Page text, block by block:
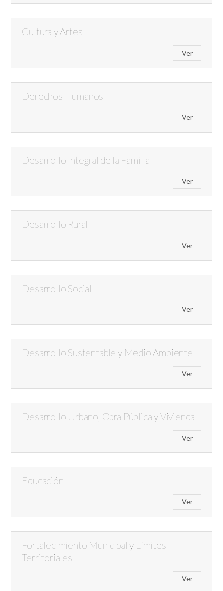
Cultura y Artes
Ver
Derechos Humanos
Ver
Desarrollo Integral de la Familia
Ver
Desarrollo Rural
Ver
Desarrollo Social
Ver
Desarrollo Sustentable y Medio Ambiente
Ver
Desarrollo Urbano, Obra Pública y Vivienda
Ver
Educación
Ver
Fortalecimiento Municipal y Límites
Territoriales
Ver